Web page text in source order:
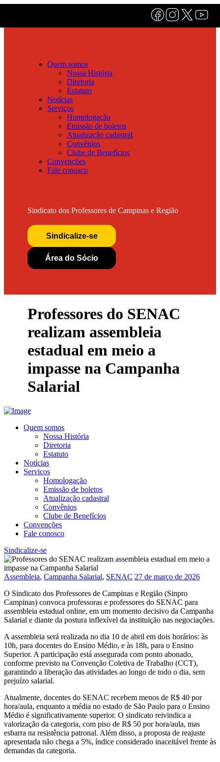
Quem somos
Nossa História
Diretoria
Estatuto
Notícias
Serviços
Homologação
Emissão de boletos
Atualização cadastral
Convênios
Clube de Benefícios
Convenções
Fale conosco
Sindicato dos Professores de Campinas e Região
Sindicalize-se
Área do Sócio
Professores do SENAC
realizam assembleia
estadual em meio a
impasse na Campanha
Salarial
Quem somos
Nossa História
Diretoria
Estatuto
Notícias
Serviços
Homologação
Emissão de boletos
Atualização cadastral
Convênios
Clube de Benefícios
Convenções
Fale conosco
Sindicalize-se
Assembleia, Campanha Salarial, SENAC 27 de março de 2026
O Sindicato dos Professores de Campinas e Região (Sinpro
Campinas) convoca professoras e professores do SENAC para
assembleia estadual online, em um momento decisivo da Campanha
Salarial e diante da postura inflexível da instituição nas negociações.
A assembleia será realizada no dia 10 de abril em dois horários: às
10h, para docentes do Ensino Médio, e às 18h, para o Ensino
Superior. A participação está assegurada com ponto abonado,
conforme previsto na Convenção Coletiva de Trabalho (CCT),
garantindo a liberação das atividades ao longo de todo o dia, sem
prejuízo salarial.
Atualmente, docentes do SENAC recebem menos de R$ 40 por
hora/aula, enquanto a média no estado de São Paulo para o Ensino
Médio é significativamente superior. O sindicato reivindica a
valorização da categoria, com piso de R$ 50 por hora/aula, mas
esbarra na resistência patronal. Além disso, a proposta de reajuste
apresentada não chega a 5%, índice considerado inaceitável frente às
demandas da categoria.